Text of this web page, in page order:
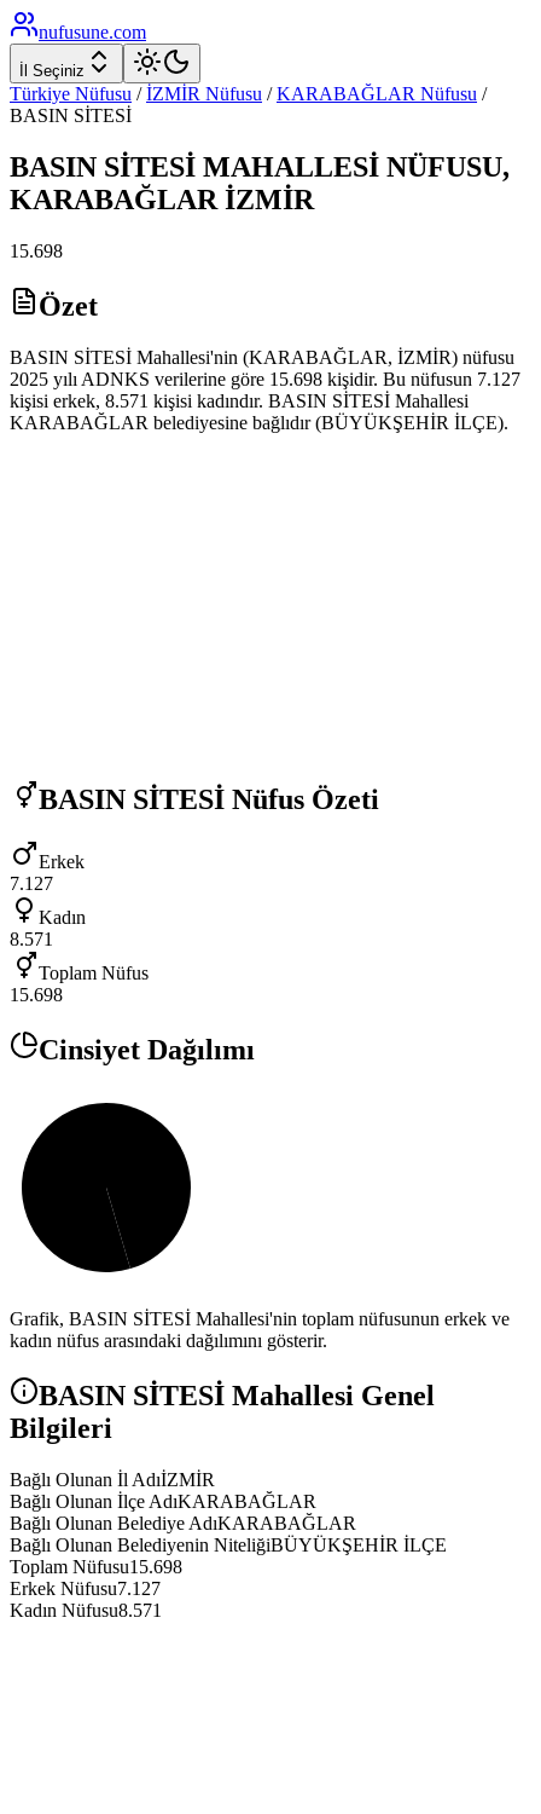
nufusune.com
İl Seçiniz
Türkiye Nüfusu / İZMİR Nüfusu / KARABAĞLAR Nüfusu /
BASIN SİTESİ
BASIN SİTESİ MAHALLESİ NÜFUSU,
KARABAĞLAR İZMİR
15.698
Özet
BASIN SİTESİ Mahallesi'nin (KARABAĞLAR, İZMİR) nüfusu
2025 yılı ADNKS verilerine göre 15.698 kişidir. Bu nüfusun 7.127
kişisi erkek, 8.571 kişisi kadındır. BASIN SİTESİ Mahallesi
KARABAĞLAR belediyesine bağlıdır (BÜYÜKŞEHİR İLÇE).
BASIN SİTESİ Nüfus Özeti
Erkek
7.127
Kadın
8.571
Toplam Nüfus
15.698
Cinsiyet Dağılımı
Grafik, BASIN SİTESİ Mahallesi'nin toplam nüfusunun erkek ve
kadın nüfus arasındaki dağılımını gösterir.
BASIN SİTESİ Mahallesi Genel
Bilgileri
Bağlı Olunan İl AdıİZMİR
Bağlı Olunan İlçe AdıKARABAĞLAR
Bağlı Olunan Belediye AdıKARABAĞLAR
Bağlı Olunan Belediyenin NiteliğiBÜYÜKŞEHİR İLÇE
Toplam Nüfusu15.698
Erkek Nüfusu7.127
Kadın Nüfusu8.571